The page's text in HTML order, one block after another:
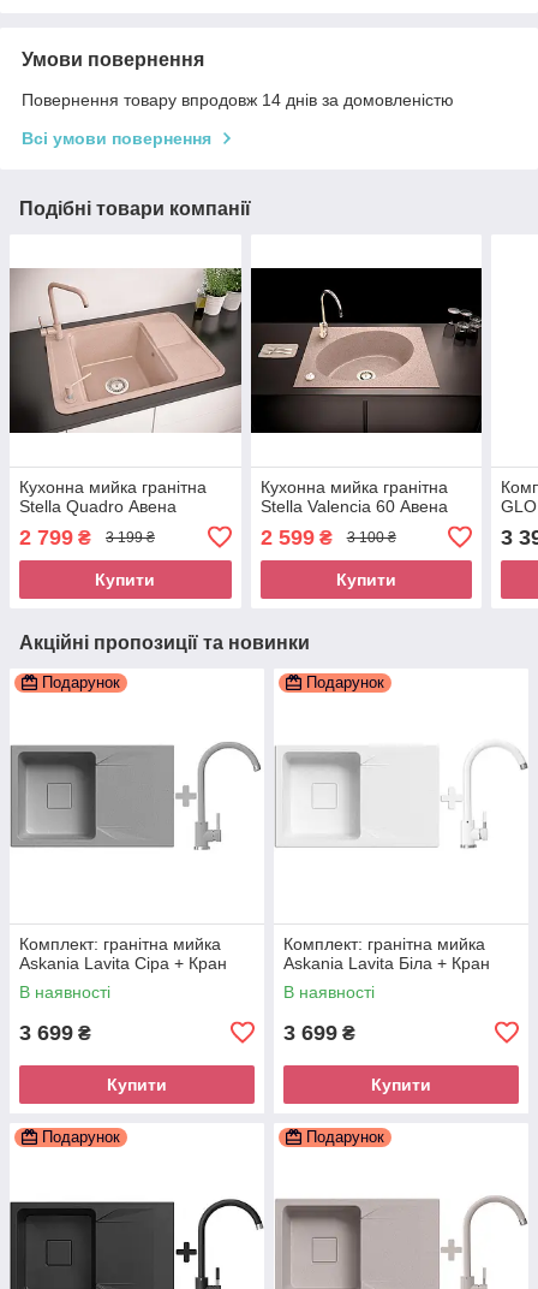
Умови повернення
Повернення товару впродовж 14 днів за домовленістю
Всі умови повернення
Подібні товари компанії
Кухонна мийка гранітна
Stella Quadro Авена
2 799 ₴ 3 199 ₴
Купити
Кухонна мийка гранітна
Stella Valencia 60 Авена
2 599₴ 3 100 ₴
Купити
3
Акційні пропозиції та новинки
Подарунок
Комплект: гранітна мийка
Askania Lavita Сіра + Кран
В наявності
3 699 ₴
Купити
Подарунок
Комплект: гранітна мийка
Askania Lavita Біла + Кран
В наявності
3 699 ₴
Купити
Подарунок Подарунок